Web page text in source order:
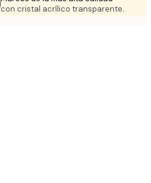
con cristal acrílico transparente.